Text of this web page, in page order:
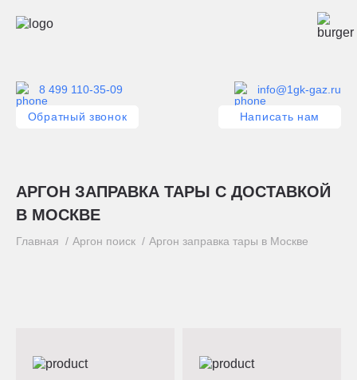
8 499 110-35-09
Обратный звонок
info@1gk-gaz.ru
Написать нам
АРГОН ЗАПРАВКА ТАРЫ С ДОСТАВКОЙ
В МОСКВЕ
Главная Аргон поиск Аргон заправка тары в Москве